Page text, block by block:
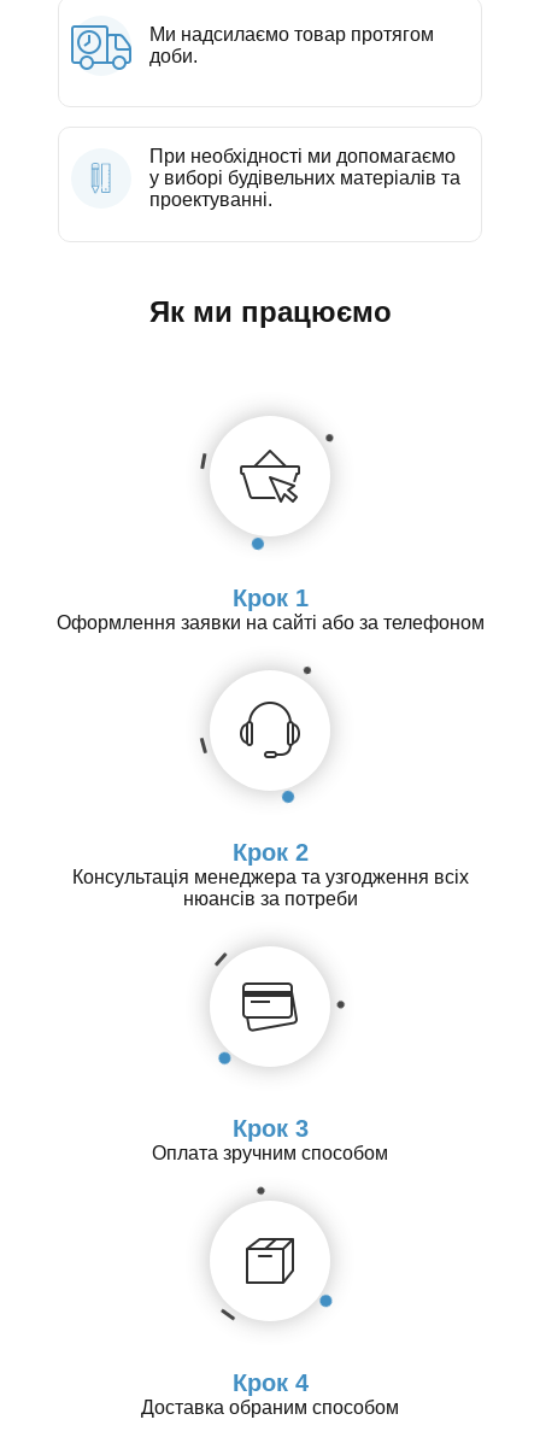
Ми надсилаємо товар протягом
доби.
При необхідності ми допомагаємо
у виборі будівельних матеріалів та
проектуванні.
Як ми працюємо
Крок 1
Оформлення заявки на сайті або за телефоном
Крок 2
Консультація менеджера та узгодження всіх
нюансів за потреби
Крок 3
Оплата зручним способом
Крок 4
Доставка обраним способом